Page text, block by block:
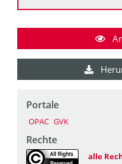
Portale
OPAC GVK
Rechte
alle